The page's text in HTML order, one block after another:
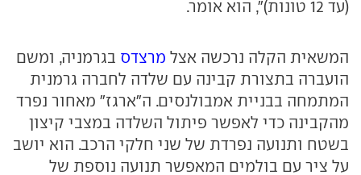
(עד 12 טונות)", הוא אומר.
המשאית הקלה נרכשה אצל מרצדס בגרמניה, ומשם
הועברה בתצורת קבינה עם שלדה לחברה גרמנית
המתמחה בבניית אמבולנסים. ה"ארגז" מאחור נפרד
מהקבינה כדי לאפשר פיתול השלדה במצבי קיצון
בשטח ותנועה נפרדת של שני חלקי הרכב. הוא יושב
על ציר עם בולמים המאפשר תנועה נוספת של